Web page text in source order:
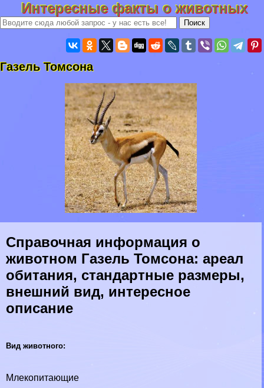
Интересные факты о животных
Газель Томсона
Справочная информация о
животном Газель Томсона: ареал
обитания, стандартные размеры,
внешний вид, интересное
описание
Вид животного:
Млекопитающие